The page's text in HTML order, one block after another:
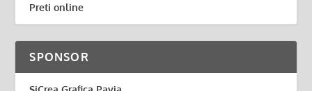
Preti online
SPONSOR